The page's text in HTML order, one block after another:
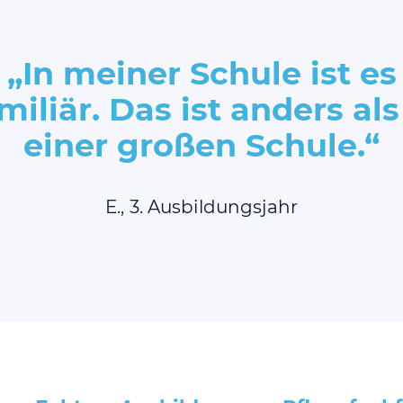
„In meiner Schule ist es
Das ist anders
einer großen Schule.“
E., 3. Ausbildungsjahr